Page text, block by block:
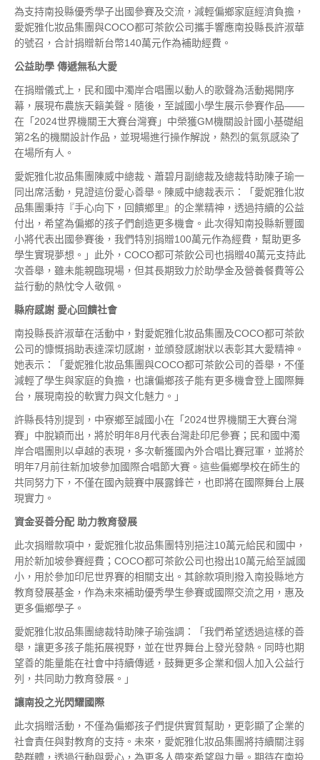
為支持南投縣優秀學子出國參賽及交流，減輕偏鄉家庭經濟負擔，
愛妮雅化妝品集團與COCO都可茶飲公司攜手響應南投縣長許淑華
的號召，合計捐贈新台幣140萬元作為補助經費。
公益助學 傳遞無私大愛
在捐贈儀式上，民和國中濁岸合唱團以動人的歌聲為活動揭開序
幕，展現布農族天籟美聲。隨後，至誠國小學生展示參賽作品——
在「2024世界機關王大賽台灣賽」中榮獲GM機關設計國小基礎組
第2名的機關設計作品，並現場進行操作解說，熱烈的氣氛感染了
在場所有人。
愛妮雅化妝品集團陳威中總裁、蕭碧月副總裁及總裁特助陳子瑜一
同出席活動，見證這份愛心善舉。陳威中總裁表示：「愛妮雅化妝
品集團秉持『手心向下，回饋鄉里』的企業精神，透過持續的公益
付出，希望為偏鄉的孩子們創造更多機會。此次得知南投縣新豐國
小將代表出國參賽後，我們特別捐贈100萬元作為經費，幫助更多
學生實現夢想。」此外，COCO都可茶飲公司也捐贈40萬元支持此
次善舉，雖未能親臨現場，但其長期致力於助學金及營養餐費等公
益行動的熱忱令人敬佩。
縣府感謝 愛心回饋社會
南投縣長許淑華在活動中，對愛妮雅化妝品集團及COCO都可茶飲
公司的慷慨捐助表達深切感謝，並頒發感謝狀以表彰其大愛精神。
她表示：「愛妮雅化妝品集團與COCO都可茶飲公司的善舉，不僅
減輕了學生與家庭的負擔，也讓偏鄉孩子能有更多機會登上國際舞
台，展現南投的軟實力與文化魅力。」
許縣長特別提到，中寮鄉至誠國小在「2024世界機關王大賽台灣
賽」中脫穎而出，將於明年8月代表台灣赴印尼參賽；民和國中濁
岸合唱團則以卓越的表現，多次斬獲國內外合唱比賽冠軍，並將於
明年7月前往新加坡參加國際合唱節大賽。這些偏鄉學校在師生的
共同努力下，不僅在國內競賽中展露鋒芒，也即將在國際舞台上展
現實力。
資金妥善分配 助力教育發展
此次捐贈款項中，愛妮雅化妝品集團特別挹注10萬元給民和國中，
用於新加坡參賽經費；COCO都可茶飲公司也撥出10萬元給至誠國
小，用於參加印尼世界賽的相關支出。其餘款項則撥入南投縣地方
教育發展基金，作為未來補助優秀學生參賽或國際交流之用，惠及
更多偏鄉學子。
愛妮雅化妝品集團總裁特助陳子瑜強調：「我們希望透過這樣的善
舉，讓更多孩子能拓展視野，並在世界舞台上發光發熱。同時也期
望善的能量能在社會中持續傳遞，鼓舞更多企業和個人加入公益行
列，共同助力教育發展。」
讓南投之光閃耀國際
此次捐贈活動，不僅為偏鄉孩子們提供實質幫助，更彰顯了企業的
社會責任與對教育的支持。未來，愛妮雅化妝品集團將持續關注弱
勢群體，透過行動與愛心，為更多人帶來希望與力量。期待在南投